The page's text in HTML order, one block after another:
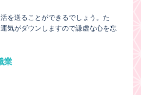
を送ることができるでしょう。た
気がダウンしますので謙虚な心を忘
業